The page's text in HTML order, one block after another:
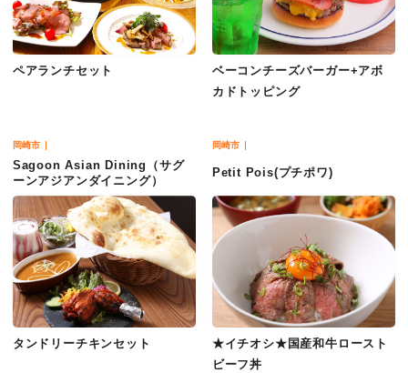
ペアランチセット
ベーコンチーズバーガー+アボ
カドトッピング
岡崎市
Sagoon Asian Dining（サグ
ーンアジアンダイニング）
タンドリーチキンセット
岡崎市
Petit Pois(プチポワ)
★イチオシ★国産和牛ロースト
ビーフ丼